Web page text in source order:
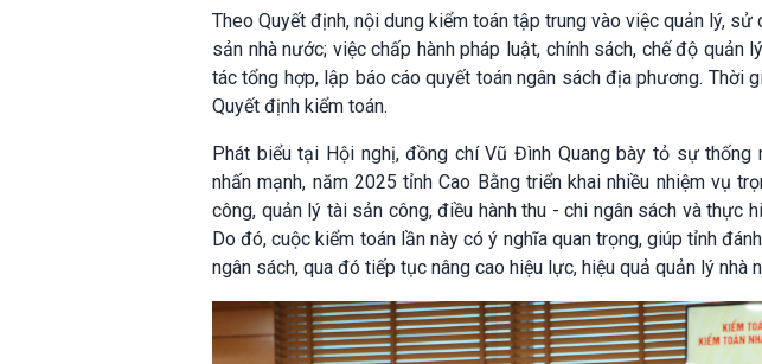
Theo Quyết định, nội dung kiểm toán tập trung vào việc quản lý,
sản nhà nước; việc chấp hành pháp luật, chính sách, chế độ quản
tác tổng hợp, lập báo cáo quyết toán ngân sách địa phương. Thời
Quyết định kiểm toán.
Phát biểu tại Hội nghị, đồng chí Vũ Đình Quang bày tỏ sự
nhấn mạnh, năm 2025 tỉnh Cao Bằng triển khai nhiều nhiệm vụ
công, quản lý tài sản công, điều hành thu - chi ngân sách và thực
Do đó, cuộc kiểm toán lần này có ý nghĩa quan trọng, giúp tỉnh
ngân sách, qua đó tiếp tục nâng cao hiệu lực, hiệu quả quản lý nhà